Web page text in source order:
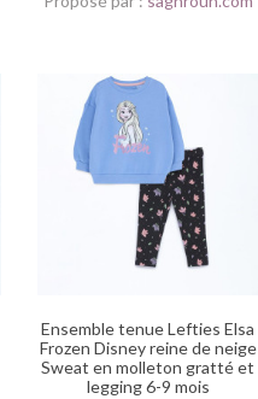
Ensemble tenue Lefties Elsa
Frozen Disney reine de neige
Sweat en molleton gratté et
legging 6-9 mois